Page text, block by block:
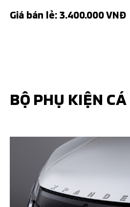
Giá bán lẻ: 3.400.000 VNĐ
BỘ PHỤ KIỆN